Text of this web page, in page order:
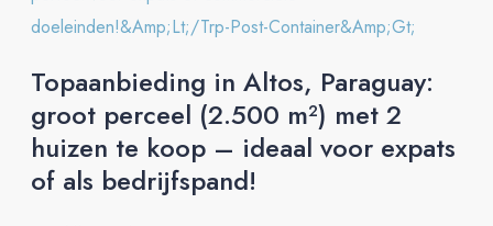
Topaanbieding in Altos, Paraguay:
groot perceel (2.500 m²) met 2
huizen te koop – ideaal voor expats
of als bedrijfspand!